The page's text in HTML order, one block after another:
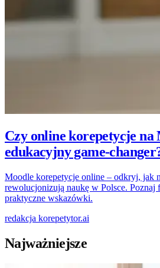
Czy online korepetycje na
edukacyjny game-
Moodle korepetycje online – odkryj, jak
rewolucjonizują naukę w Polsce.
praktyczne wskazówki.
redakcja korepetytor.ai
Najważniejsze